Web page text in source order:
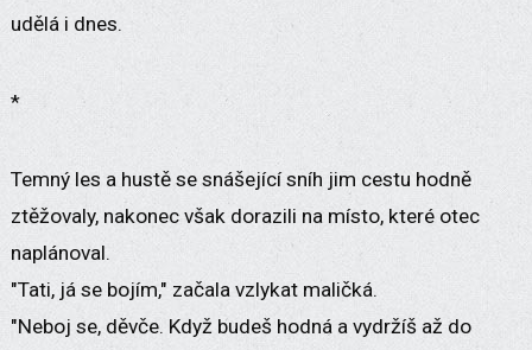
udělá i dnes.
*
Temný les a hustě se snášející sníh jim cestu hodně
ztěžovaly, nakonec však dorazili na místo, které otec
naplánoval.
"Tati, já se bojím," začala vzlykat maličká.
"Neboj se, děvče. Když budeš hodná a vydržíš až do